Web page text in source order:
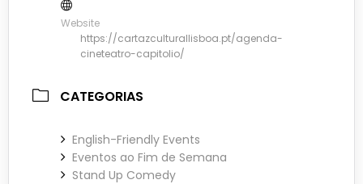
Website
https://cartazculturallisboa.pt/agenda-
cineteatro-capitolio/
CATEGORIAS
English-Friendly Events
Eventos ao Fim de Semana
Stand Up Comedy